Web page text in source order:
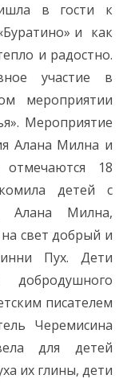
в гости к
и как
и радостно.
участие в
мероприятии
Мероприятие
Алана Милна и
18
детей с
Алана Милна,
на свет добрый и
Пух. Дети
писателем
Черемисина
для детей
их глины, дети